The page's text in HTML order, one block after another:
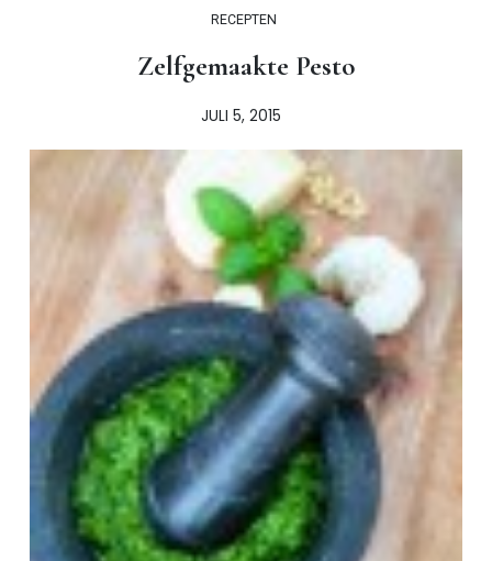
RECEPTEN
Zelfgemaakte Pesto
JULI 5, 2015